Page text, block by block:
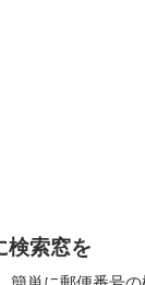
検索窓を